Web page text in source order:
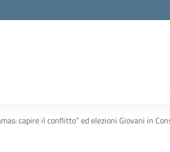
capire il conflitto” ed elezioni Giovani in